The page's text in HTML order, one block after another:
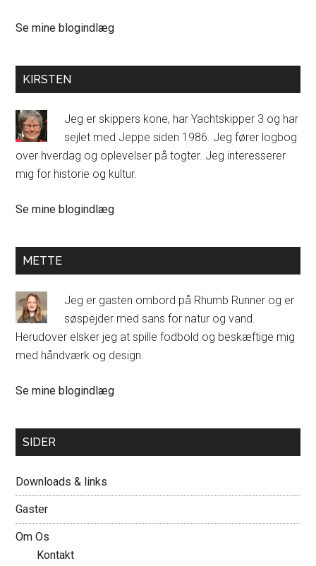
Jeppe:
Se mine blogindlæg
KIRSTEN
Jeg er skippers kone, har Yachtskipper 3 og har
sejlet med Jeppe siden 1986. Jeg fører logbog
over hverdag og oplevelser på togter. Jeg interesserer
mig for historie og kultur.
Kirsten
Se mine blogindlæg
METTE
Jeg er gasten ombord på Rhumb Runner og er
søspejder med sans for natur og vand.
Herudover elsker jeg at spille fodbold og beskæftige mig
med håndværk og design.
Mette:
Se mine blogindlæg
SIDER
Downloads & links
Gaster
Om Os
Kontakt